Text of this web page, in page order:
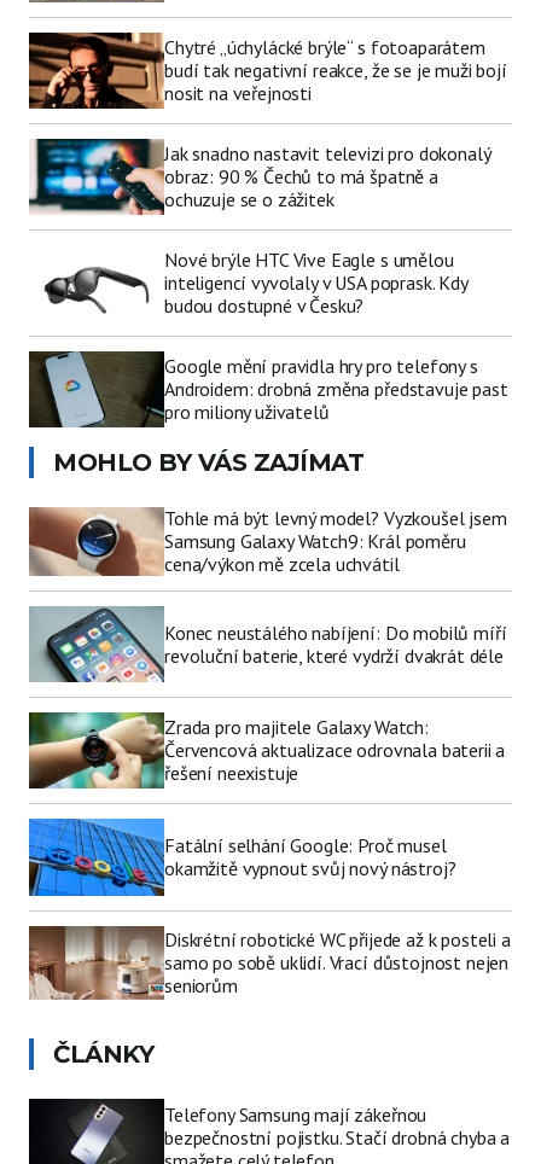
Chytré „úchylácké brýle“ s fotoaparátem
budí tak negativní reakce, že se je muži bojí
nosit na veřejnosti
Jak snadno nastavit televizi pro dokonalý
obraz: 90 % Čechů to má špatně a
ochuzuje se o zážitek
Nové brýle HTC Vive Eagle s umělou
inteligencí vyvolaly v USA poprask. Kdy
budou dostupné v Česku?
Google mění pravidla hry pro telefony s
Androidem: drobná změna představuje past
pro miliony uživatelů
MOHLO BY VÁS ZAJÍMAT
Tohle má být levný model? Vyzkoušel jsem
Samsung Galaxy Watch9: Král poměru
cena/výkon mě zcela uchvátil
Konec neustálého nabíjení: Do mobilů míří
revoluční baterie, které vydrží dvakrát déle
Zrada pro majitele Galaxy Watch:
Červencová aktualizace odrovnala baterii a
řešení neexistuje
Fatální selhání Google: Proč musel
okamžitě vypnout svůj nový nástroj?
Diskrétní robotické WC přijede až k posteli a
samo po sobě uklidí. Vrací důstojnost nejen
seniorům
ČLÁNKY
Telefony Samsung mají zákeřnou
bezpečnostní pojistku. Stačí drobná chyba a